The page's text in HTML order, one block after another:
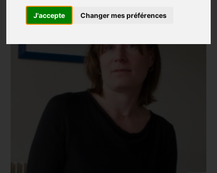
J'accepte Changer mes préférences